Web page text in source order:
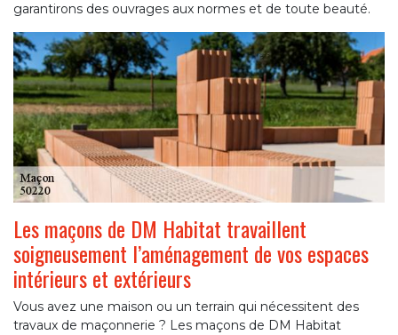
garantirons des ouvrages aux normes et de toute beauté.
Les maçons de DM Habitat travaillent
soigneusement l’aménagement de vos espaces
intérieurs et extérieurs
Vous avez une maison ou un terrain qui nécessitent des
travaux de maçonnerie ? Les maçons de DM Habitat